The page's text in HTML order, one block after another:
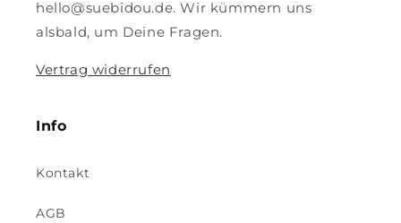
hello@suebidou.de. Wir kümmern uns
alsbald, um Deine Fragen.
Vertrag widerrufen
Info
Kontakt
AGB